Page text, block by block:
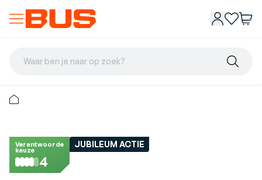
Waar ben je naar op zoek?
Verantwoorde
keuze
4
JUBILEUM ACTIE